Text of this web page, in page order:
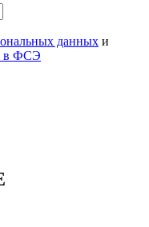
данных и
в ФСЭ